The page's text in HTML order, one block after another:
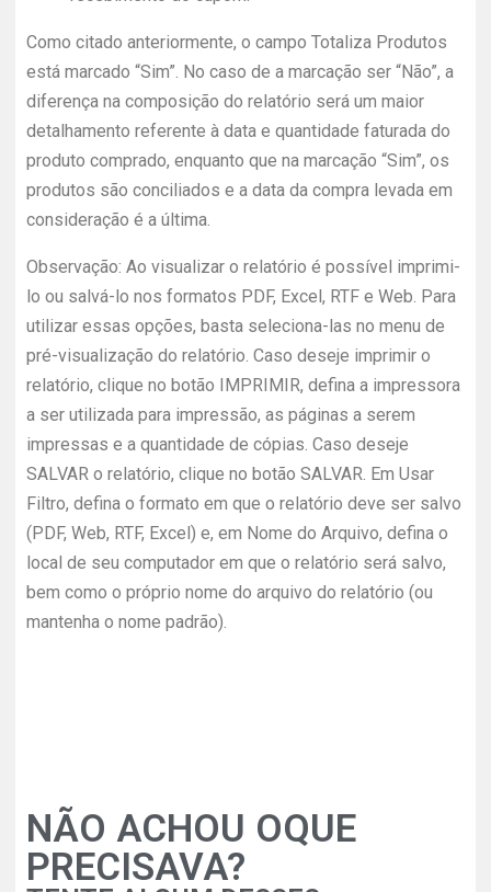
Como citado anteriormente, o campo Totaliza Produtos
está marcado “Sim”. No caso de a marcação ser “Não”, a
diferença na composição do relatório será um maior
detalhamento referente à data e quantidade faturada do
produto comprado, enquanto que na marcação “Sim”, os
produtos são conciliados e a data da compra levada em
consideração é a última.
Observação: Ao visualizar o relatório é possível imprimi-
lo ou salvá-lo nos formatos PDF, Excel, RTF e Web. Para
utilizar essas opções, basta seleciona-las no menu de
pré-visualização do relatório. Caso deseje imprimir o
relatório, clique no botão IMPRIMIR, defina a impressora
a ser utilizada para impressão, as páginas a serem
impressas e a quantidade de cópias. Caso deseje
SALVAR o relatório, clique no botão SALVAR. Em Usar
Filtro, defina o formato em que o relatório deve ser salvo
(PDF, Web, RTF, Excel) e, em Nome do Arquivo, defina o
local de seu computador em que o relatório será salvo,
bem como o próprio nome do arquivo do relatório (ou
mantenha o nome padrão).
NÃO ACHOU OQUE
PRECISAVA?